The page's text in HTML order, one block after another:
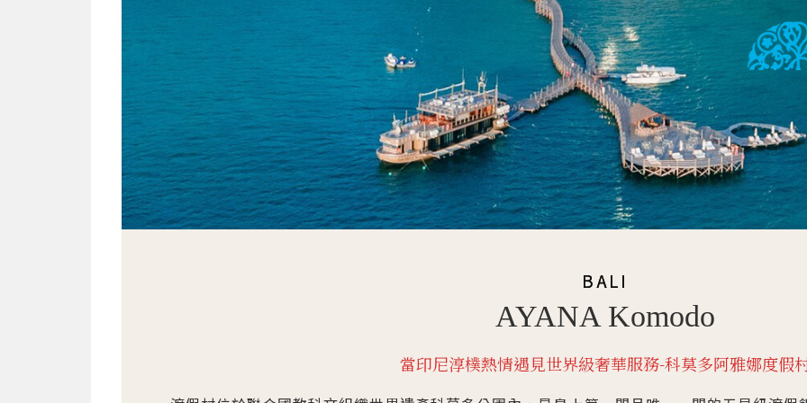
BALI
AYANA Komodo
當印尼淳樸熱情遇見世界級奢華服務-科莫多阿雅娜度假